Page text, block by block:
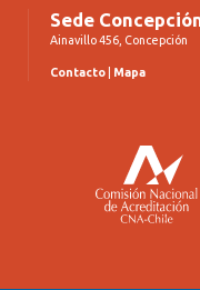
Sede
Ainavillo 456, Concepción
Contacto Mapa